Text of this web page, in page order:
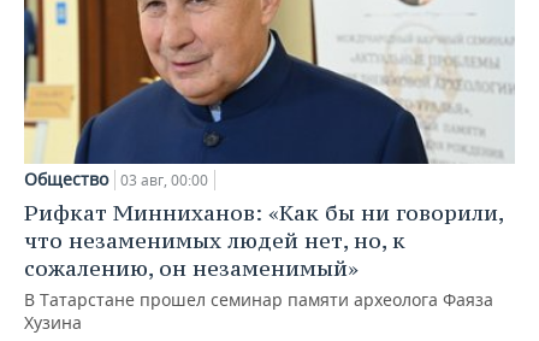
Общество 03 авг, 00:00
Рифкат Минниханов: «Как бы ни говорили,
что незаменимых людей нет, но, к
сожалению, он незаменимый»
В Татарстане прошел семинар памяти археолога Фаяза
Хузина